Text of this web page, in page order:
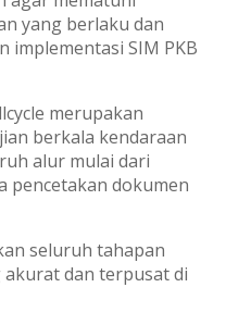
yang berlaku dan
implementasi SIM PKB
merupakan
berkala kendaraan
alur mulai dari
pencetakan dokumen
seluruh tahapan
dan terpusat di